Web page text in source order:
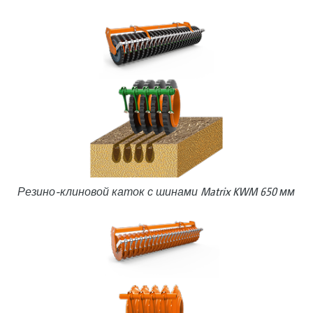
Резино-клиновой каток с шинами Matrix KWM 650 мм